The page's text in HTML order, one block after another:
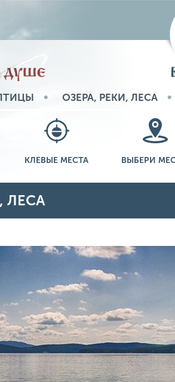
ОЗЕРА, РЕКИ, ЛЕСА
КЛЕВЫЕ МЕСТА ВЫБЕРИ
ЛЕСА